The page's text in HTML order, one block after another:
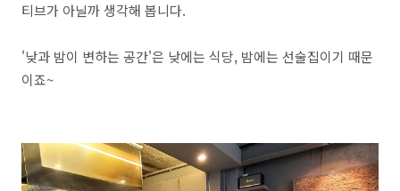
티브가 아닐까 생각해 봅니다.
'낮과 밤이 변하는 공간'은 낮에는 식당, 밤에는 선술집이기 때문
이죠~